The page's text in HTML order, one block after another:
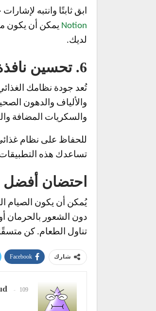
ابق ثابتًا وانتبه
Notion
لديك.
6. تحسين نافذة أكلك
تُعد جودة نظامك
والألياف والدهون
والسكريات المضافة
للحفاظ على نظام
تساعدك هذه
احتضان أفضل
دون الشعور بالحرمان
تناول الطعام. كن
شارك Facebook
109 المشاركات